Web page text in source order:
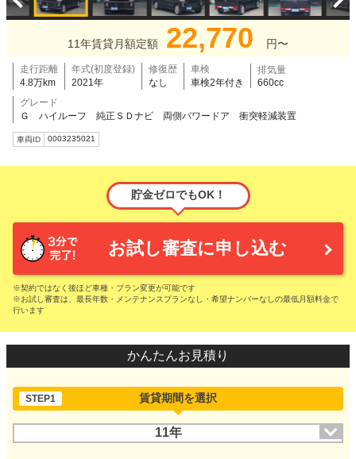
11年賃貸月額定額 22,770 円〜
走行距離
4.8万km
年式(初度登録)
2021年
修復歴
なし
車検
車検2年付き
排気量
660cc
グレード
Ｇ ハイルーフ 純正ＳＤナビ 両側パワードア 衝突軽減装置
車両ID 0003235021
貯金ゼロでもOK！
お試し審査に申し込む
※契約ではなく後ほど車種・プラン変更が可能です
※お試し審査は、最長年数・メンテナンスプランなし・希望ナンバーなしの最低月額料金で
行います
かんたんお見積り
STEP1 賃貸期間を選択
11年